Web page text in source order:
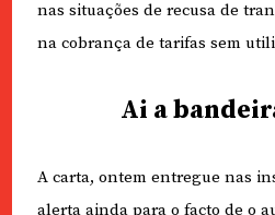
nas situações de recusa de
na cobrança de tarifas sem
Ai a
A carta, ontem entregue nas
alerta ainda para o facto de o